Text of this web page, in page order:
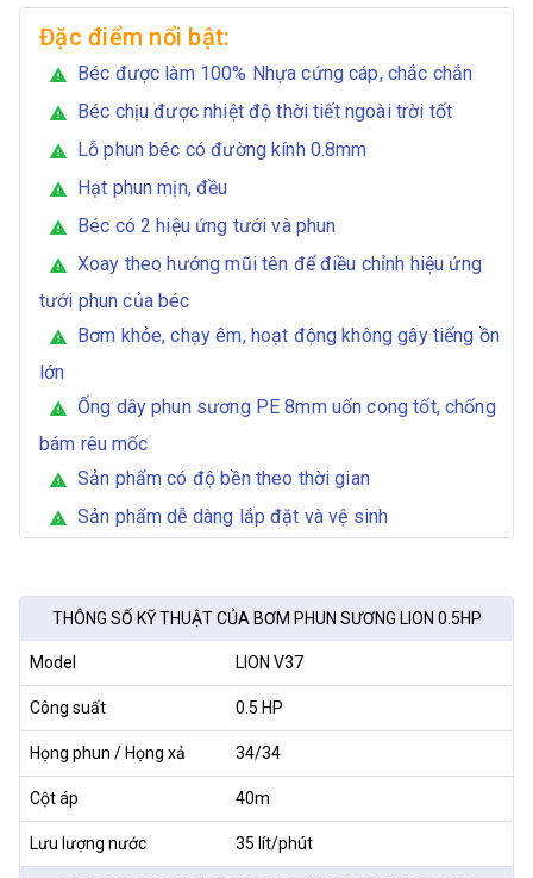
Đặc điểm nổi bật:
warning Béc được làm 100% Nhựa cứng cáp, chắc chắn
warning Béc chịu được nhiệt độ thời tiết ngoài trời tốt
warning Lỗ phun béc có đường kính 0.8mm
warning Hạt phun mịn, đều
warning Béc có 2 hiệu ứng tưới và phun
warning
Xoay theo hướng mũi tên để điều chỉnh hiệu ứng
tưới phun của béc
warning
Bơm khỏe, chạy êm, hoạt động không gây tiếng ồn
lớn
warning
Ống dây phun sương PE 8mm uốn cong tốt, chống
bám rêu mốc
warning Sản phẩm có độ bền theo thời gian
warning Sản phẩm dễ dàng lắp đặt và vệ sinh
THÔNG SỐ KỸ THUẬT CỦA BƠM PHUN SƯƠNG LION 0.5HP
Model LION V37
Công suất 0.5 HP
Họng phun / Họng xả 34/34
Cột áp 40m
Lưu lượng nước 35 lít/phút